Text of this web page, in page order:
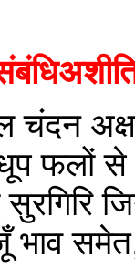
चंदन
फलों से
सुरगिरि
भाव